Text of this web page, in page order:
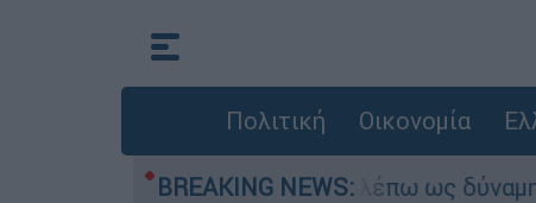
Πολιτική Οικονομία
BREAKING NEWS:
τώρα το βλέπω ως δύναμη»